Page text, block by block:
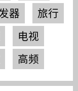
器
旅行
电视
高频